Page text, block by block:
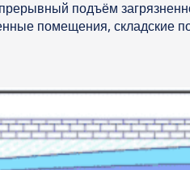
подъём
помещения,